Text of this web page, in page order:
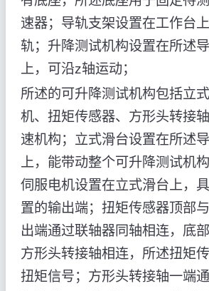
速器；导轨支架设置在工作台
轨；升降测试机构设置在所述
上，可沿z轴运动；
所述的可升降测试机构包括立
机、扭矩传感器、方形头转接
速机构；立式滑台设置在所述
上，能带动整个可升降测试机
伺服电机设置在立式滑台上，
置的输出端；扭矩传感器顶部
出端通过联轴器同轴相连，底
方形头转接轴相连，所述扭矩
扭矩信号；方形头转接轴一端